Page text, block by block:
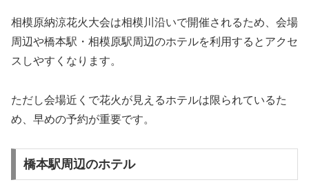
相模原納涼花火大会は相模川沿いで開催されるため、会場
周辺や橋本駅・相模原駅周辺のホテルを利用するとアクセ
スしやすくなります。
ただし会場近くで花火が見えるホテルは限られているた
め、早めの予約が重要です。
橋本駅周辺のホテル